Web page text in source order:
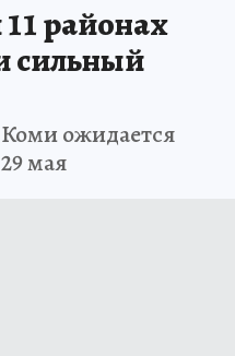
районах
сильный
ожидается
мая